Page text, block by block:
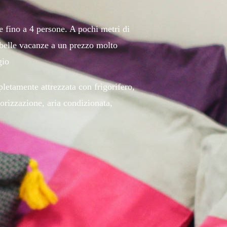
fino a 4 persone. A pochi metri di
vacanze a un prezzo molto
attrezzata con frigorifero,
aria condizionata,